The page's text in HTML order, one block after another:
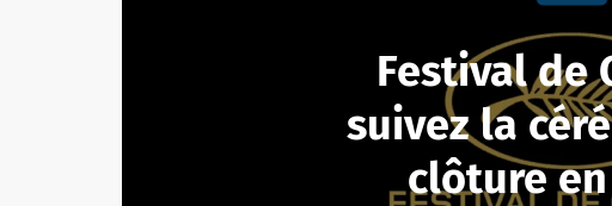
Festival de
suivez la
clôture